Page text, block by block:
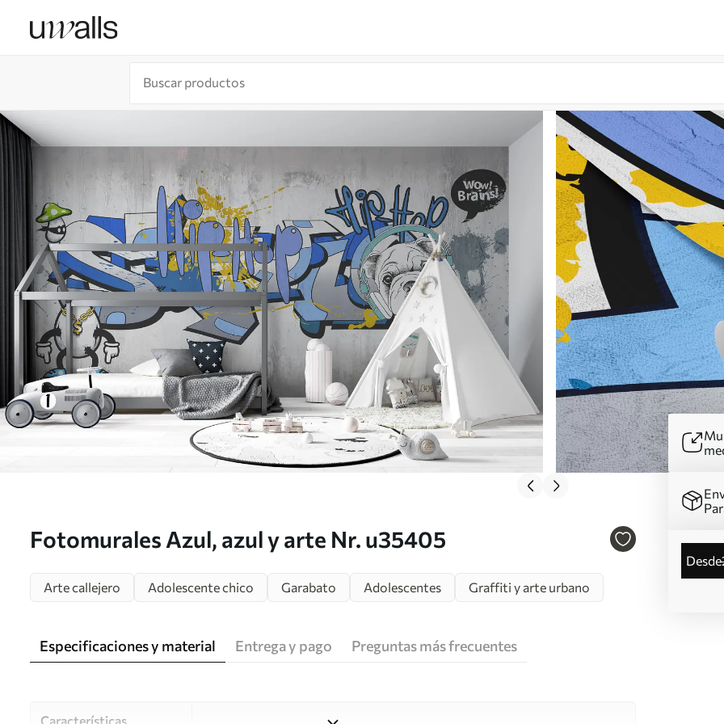
Fotomurales Azul, azul y arte Nr. u35405
desde
Arte callejero
Adolescente chico Garabato Adolescentes Graffiti y arte urbano
Especificaciones y material Entrega y pago Preguntas más frecuentes
Características